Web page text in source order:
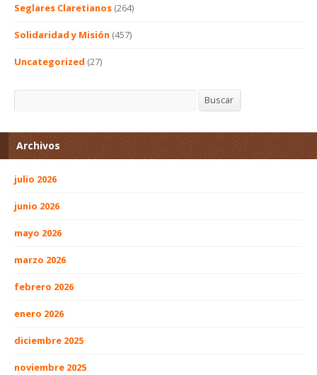
Seglares Claretianos (264)
Solidaridad y Misión (457)
Uncategorized (27)
Buscar
Archivos
julio 2026
junio 2026
mayo 2026
marzo 2026
febrero 2026
enero 2026
diciembre 2025
noviembre 2025